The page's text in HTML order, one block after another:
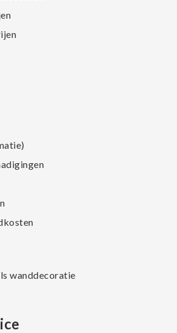
wanddecoratie